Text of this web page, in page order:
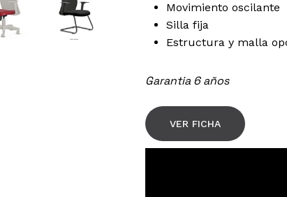
Movimiento oscilante
Silla fija
Estructura y malla
Garantia 6 años
VER FICHA